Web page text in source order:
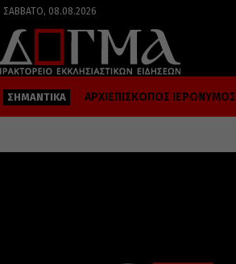
ΣΆΒΒΑΤΟ, 08.08.2026
ΣΗΜΑΝΤΙΚΑ ΑΡΧΙΕΠΙΣΚΟΠΟΣ ΙΕΡΩΝΥΜΟΣ